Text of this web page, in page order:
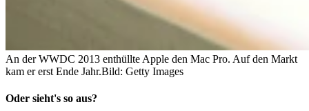
An der WWDC 2013 enthüllte Apple den Mac Pro. Auf den Markt
kam er erst Ende Jahr.Bild: Getty Images
Oder sieht's so aus?